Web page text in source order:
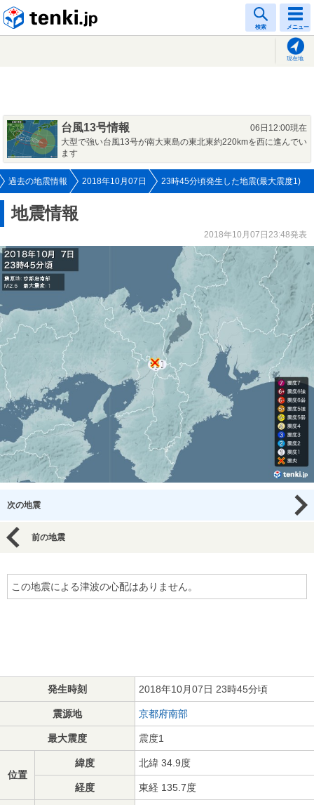
検索 メニュー
現在地
台風13号情報
06日12:00現在
大型で強い台風13号が南大東島の東北東約220kmを西に進んでい
ます
過去の地震情報 2018年10月07日 23時45分頃発生した地震(最大震度1)
地震情報
2018年10月07日23:48発表
次の地震
前の地震
この地震による津波の心配はありません。
発生時刻 2018年10月07日 23時45分頃
震源地 京都府南部
最大震度 震度1
位置
緯度 北緯 34.9度
経度 東経 135.7度